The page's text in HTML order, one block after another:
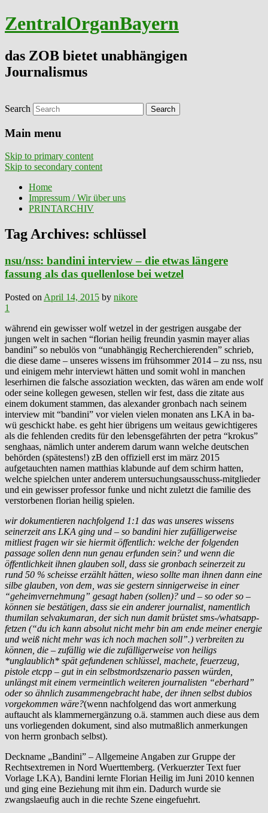
ZentralOrganBayern
das ZOB bietet unabhängigen
Journalismus
Search
Main menu
Skip to primary content
Skip to secondary content
Home
Impressum / Wir über uns
PRINTARCHIV
Tag Archives: schlüssel
nsu/nss: bandini interview – die etwas längere
fassung als das quellenlose bei wetzel
Posted on April 14, 2015 by nikore
1
während ein gewisser wolf wetzel in der gestrigen ausgabe der
jungen welt in sachen “florian heilig freundin yasmin mayer alias
bandini” so nebulös von “unabhängig Recherchierenden” schrieb,
die diese dame – unseres wissens im frühsommer 2014 – zu nss, nsu
und einigem mehr interviewt hätten und somit wohl in manchen
leserhirnen die falsche assoziation weckten, das wären am ende wolf
oder seine kollegen gewesen, stellen wir fest, dass die zitate aus
einem dokument stammen, das alexander gronbach nach seinem
interview mit “bandini” vor vielen vielen monaten ans LKA in ba-
wü geschickt habe. es geht hier übrigens um weitaus gewichtigeres
als die fehlenden credits für den lebensgefährten der petra “krokus”
senghaas, nämlich unter anderem darum wann welche deutschen
behörden (spätestens!) zB den offiziell erst im märz 2015
aufgetauchten namen matthias klabunde auf dem schirm hatten,
welche spielchen unter anderem untersuchungsausschuss-mitglieder
und ein gewisser professor funke und nicht zuletzt die familie des
verstorbenen florian heilig spielen.
wir dokumentieren nachfolgend 1:1 das was unseres wissens
seinerzeit ans LKA ging und – so bandini hier zufälligerweise
mitliest fragen wir sie hiermit öffentlich: welche der folgenden
passage sollen denn nun genau erfunden sein? und wenn die
öffentlichkeit ihnen glauben soll, dass sie gronbach seinerzeit zu
rund 50 % scheisse erzählt hätten, wieso sollte man ihnen dann eine
silbe glauben, von dem, was sie gestern sinnigerweise in einer
“geheimvernehmung” gesagt haben (sollen)? und – so oder so –
können sie bestätigen, dass sie ein anderer journalist, namentlich
thumilan selvakumaran, der sich nun damit brüstet sms-/whatsapp-
fetzen (“du ich kann absolut nicht mehr bin am ende meiner energie
und weiß nicht mehr was ich noch machen soll”.) verbreiten zu
können, die – zufällig wie die zufälligerweise von heiligs
*unglaublich* spät gefundenen schlüssel, machete, feuerzeug,
pistole etcpp – gut in ein selbstmordszenario passen würden,
unlängst mit einem vermeintlich weiteren journalisten “eberhard”
oder so ähnlich zusammengebracht habe, der ihnen selbst dubios
vorgekommen wäre?(wenn nachfolgend das wort anmerkung
auftaucht als klammernergänzung o.ä. stammen auch diese aus dem
uns vorliegenden dokument, sind also mutmaßlich anmerkungen
von herrn gronbach selbst).
Deckname „Bandini” – Allgemeine Angaben zur Gruppe der
Rechtsextremen in Nord Wuerttemberg. (Verkuerzter Text fuer
Vorlage LKA), Bandini lernte Florian Heilig im Juni 2010 kennen
und ging eine Beziehung mit ihm ein. Dadurch wurde sie
zwangslaeufig auch in die rechte Szene eingefuehrt.